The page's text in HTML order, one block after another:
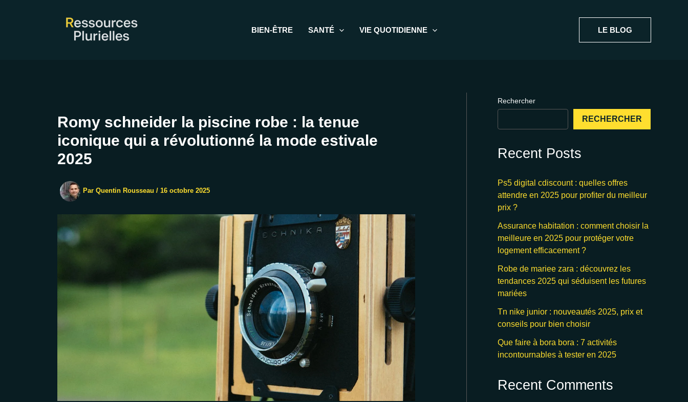
BIEN-ÊTRE SANTÉ VIE QUOTIDIENNE LE BLOG
Romy schneider la piscine robe : la tenue
iconique qui a révolutionné la mode estivale
2025
Par Quentin Rousseau / 16 octobre 2025
Rechercher
RECHERCHER
Recent Posts
Ps5 digital cdiscount : quelles offres
attendre en 2025 pour profiter du meilleur
prix ?
Assurance habitation : comment choisir la
meilleure en 2025 pour protéger votre
logement efficacement ?
Robe de mariee zara : découvrez les
tendances 2025 qui séduisent les futures
mariées
Tn nike junior : nouveautés 2025, prix et
conseils pour bien choisir
Que faire à bora bora : 7 activités
incontournables à tester en 2025
Recent Comments